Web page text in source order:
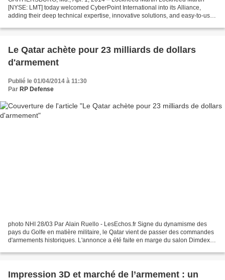
[NYSE: LMT] today welcomed CyberPoint International into its Alliance,
adding their deep technical expertise, innovative solutions, and easy-to-use
Le Qatar achète pour 23 milliards de dollars
d'armement
Publié le 01/04/2014 à 11:30
Par RP Defense
photo NHI 28/03 Par Alain Ruello - LesEchos.fr Signe du dynamisme des
pays du Golfe en matière militaire, le Qatar vient de passer des commandes
d'armements historiques. L'annonce a été faite en marge du salon Dimdex
Impression 3D et marché de l’armement : un